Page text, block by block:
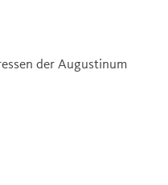
der Augustinum